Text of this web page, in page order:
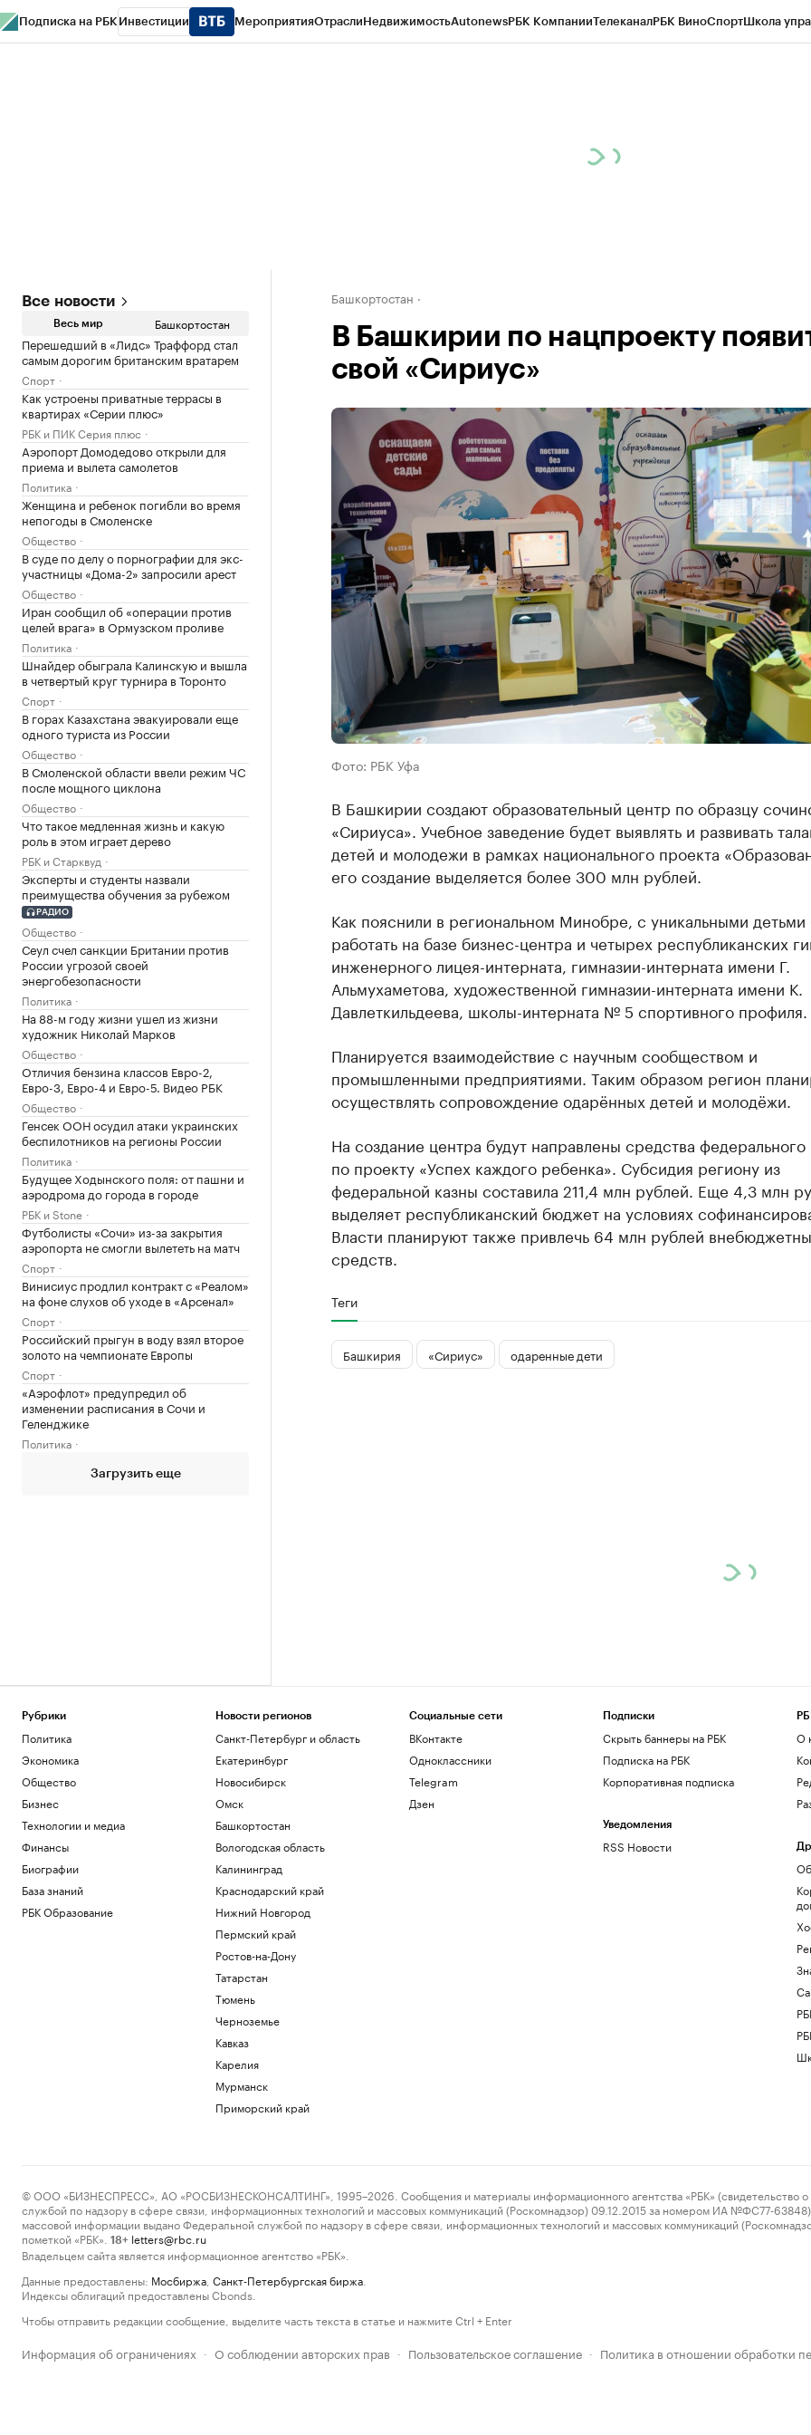
Подписка на РБК Инвестиции МероприятияОтраслиНедвижимостьAutonewsРБК КомпанииТелеканалРБК ВиноСпортШкола
Все новости
Весь мир Башкортостан
Перешедший в «Лидс» Траффорд стал
самым дорогим британским вратарем
Спорт
Как устроены приватные террасы в
квартирах «Серии плюс»
РБК и ПИК Серия плюс
Аэропорт Домодедово открыли для
приема и вылета самолетов
Политика
Женщина и ребенок погибли во время
непогоды в Смоленске
Общество
В суде по делу о порнографии для экс-
участницы «Дома-2» запросили арест
Общество
Иран сообщил об «операции против
целей врага» в Ормузском проливе
Политика
Шнайдер обыграла Калинскую и вышла
в четвертый круг турнира в Торонто
Спорт
В горах Казахстана эвакуировали еще
одного туриста из России
Общество
В Смоленской области ввели режим ЧС
после мощного циклона
Общество
Что такое медленная жизнь и какую
роль в этом играет дерево
РБК и Старквуд
Эксперты и студенты назвали
преимущества обучения за рубежом
РАДИО
Общество
Сеул счел санкции Британии против
России угрозой своей
энергобезопасности
Политика
На 88-м году жизни ушел из жизни
художник Николай Марков
Общество
Отличия бензина классов Евро-2,
Евро-3, Евро-4 и Евро-5. Видео РБК
Общество
Генсек ООН осудил атаки украинских
беспилотников на регионы России
Политика
Будущее Ходынского поля: от пашни и
аэродрома до города в городе
РБК и Stone
Футболисты «Сочи» из-за закрытия
аэропорта не смогли вылететь на матч
Спорт
Винисиус продлил контракт с «Реалом»
на фоне слухов об уходе в «Арсенал»
Спорт
Российский прыгун в воду взял второе
золото на чемпионате Европы
Спорт
«Аэрофлот» предупредил об
изменении расписания в Сочи и
Геленджике
Политика
Загрузить еще
Башкортостан
В Башкирии по нацпроекту
свой «Сириус»
Фото: РБК Уфа
В Башкирии создают образовательный центр по образцу
«Сириуса». Учебное заведение будет выявлять и развивать
детей и молодежи в рамках национального проекта
его создание выделяется более 300 млн рублей.
Как пояснили в региональном Минобре, с уникальными детьми
работать на базе бизнес-центра и четырех республиканских
инженерного лицея-интерната, гимназии-интерната имени Г.
Альмухаметова, художественной гимназии-интерната имени К.
Давлеткильдеева, школы-интерната № 5 спортивного профиля.
Планируется взаимодействие с научным сообществом и
промышленными предприятиями. Таким образом регион
осуществлять сопровождение одарённых детей и молодёжи.
На создание центра будут направлены средства федерального
по проекту «Успех каждого ребенка». Субсидия региону из
федеральной казны составила 211,4 млн рублей. Еще 4,3 млн
выделяет республиканский бюджет на условиях
Власти планируют также привлечь 64 млн рублей
средств.
Теги
Башкирия «Сириус» одаренные дети
Рубрики
Политика
Экономика
Общество
Бизнес
Технологии и медиа
Финансы
Биографии
База знаний
РБК Образование
Новости регионов
Санкт-Петербург и область
Екатеринбург
Новосибирск
Омск
Башкортостан
Вологодская область
Калининград
Краснодарский край
Нижний Новгород
Пермский край
Ростов-на-Дону
Татарстан
Тюмень
Черноземье
Кавказ
Карелия
Мурманск
Приморский край
Социальные сети
ВКонтакте
Одноклассники
Telegram
Дзен
Подписки
Скрыть баннеры на РБК
Подписка на РБК
Корпоративная подписка
Уведомления
RSS Новости
О
© ООО «БИЗНЕСПРЕСС», АО «РОСБИЗНЕСКОНСАЛТИНГ», 1995–2026. Сообщения и материалы информационного агентства «РБК» (свидетельство о
службой по надзору в сфере связи, информационных технологий и массовых коммуникаций (Роскомнадзор) 09.12.2015 за номером ИА №ФС77-63848)
массовой информации выдано Федеральной службой по надзору в сфере связи, информационных технологий и массовых коммуникаций
пометкой «РБК».
18+ letters@rbc.ru
Владельцем сайта является информационное агентство «РБК».
Данные предоставлены: Мосбиржа Санкт-Петербургская биржа
Индексы облигаций предоставлены Cbonds.
Чтобы отправить редакции сообщение, выделите часть текста в статье и нажмите Ctrl + Enter
Информация об ограничениях · О соблюдении авторских прав · Пользовательское соглашение · Политика в отношении обработки